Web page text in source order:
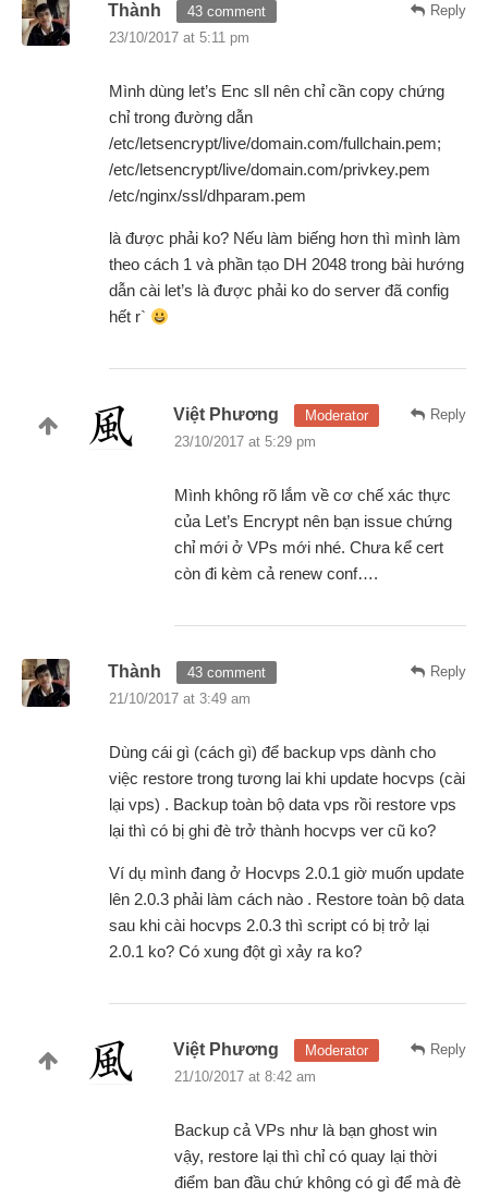
Reply
Thành
43 comment
23/10/2017 at 5:11 pm
Mình dùng let’s Enc sll nên chỉ cần copy chứng
chỉ trong đường dẫn
/etc/letsencrypt/live/domain.com/fullchain.pem;
/etc/letsencrypt/live/domain.com/privkey.pem
/etc/nginx/ssl/dhparam.pem
là được phải ko? Nếu làm biếng hơn thì mình làm
theo cách 1 và phần tạo DH 2048 trong bài hướng
dẫn cài let’s là được phải ko do server đã config
hết r`
Reply
Việt Phương
Moderator
23/10/2017 at 5:29 pm
Mình không rõ lắm về cơ chế xác thực
của Let’s Encrypt nên bạn issue chứng
chỉ mới ở VPs mới nhé. Chưa kể cert
còn đi kèm cả renew conf….
Reply
Thành
43 comment
21/10/2017 at 3:49 am
Dùng cái gì (cách gì) để backup vps dành cho
việc restore trong tương lai khi update hocvps (cài
lại vps) . Backup toàn bộ data vps rồi restore vps
lại thì có bị ghi đè trở thành hocvps ver cũ ko?
Ví dụ mình đang ở Hocvps 2.0.1 giờ muốn update
lên 2.0.3 phải làm cách nào . Restore toàn bộ data
sau khi cài hocvps 2.0.3 thì script có bị trở lại
2.0.1 ko? Có xung đột gì xảy ra ko?
Reply
Việt Phương
Moderator
21/10/2017 at 8:42 am
Backup cả VPs như là bạn ghost win
vậy, restore lại thì chỉ có quay lại thời
điểm ban đầu chứ không có gì để mà đè